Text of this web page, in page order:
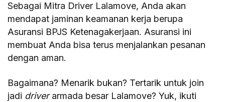
Sebagai Mitra Driver Lalamove, Anda akan
mendapat jaminan keamanan kerja berupa
Asuransi BPJS Ketenagakerjaan. Asuransi ini
membuat Anda bisa terus menjalankan pesanan
dengan aman.
Bagaimana? Menarik bukan? Tertarik untuk join
jadi driverarmada besar Lalamove? Yuk, ikuti